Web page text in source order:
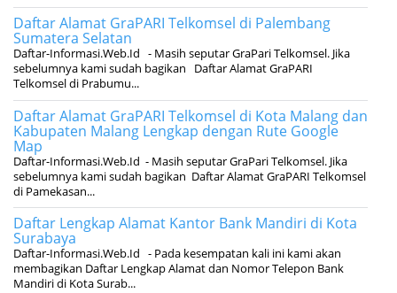
Daftar Alamat GraPARI Telkomsel di Palembang
Sumatera Selatan
Daftar-Informasi.Web.Id - Masih seputar GraPari Telkomsel. Jika
sebelumnya kami sudah bagikan Daftar Alamat GraPARI
Telkomsel di Prabumu...
Daftar Alamat GraPARI Telkomsel di Kota Malang dan
Kabupaten Malang Lengkap dengan Rute Google
Map
Daftar-Informasi.Web.Id - Masih seputar GraPari Telkomsel. Jika
sebelumnya kami sudah bagikan Daftar Alamat GraPARI Telkomsel
di Pamekasan...
Daftar Lengkap Alamat Kantor Bank Mandiri di Kota
Surabaya
Daftar-Informasi.Web.Id - Pada kesempatan kali ini kami akan
membagikan Daftar Lengkap Alamat dan Nomor Telepon Bank
Mandiri di Kota Surab...